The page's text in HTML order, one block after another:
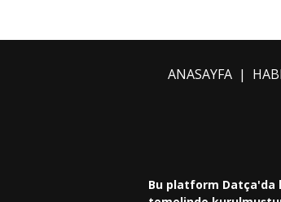
ANASAYFA|
Bu platform Datça'da